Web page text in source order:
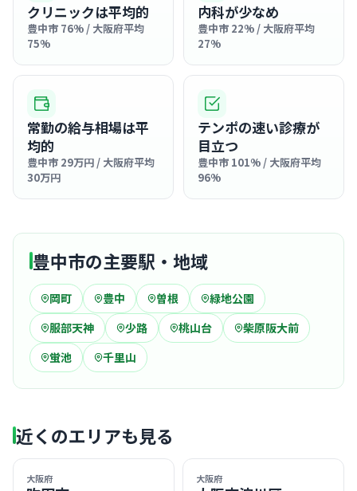
クリニックは平均的
豊中市 76% / 大阪府平均
75%
内科が少なめ
豊中市 22% / 大阪府平均
27%
常勤の給与相場は平
均的
豊中市 29万円 / 大阪府平均
30万円
テンポの速い診療が
目立つ
豊中市 101% / 大阪府平均
96%
豊中市の主要駅・地域
岡町 豊中 曽根
緑地公園
服部天神
少路 桃山台
柴原阪大前
蛍池
千里山
近くのエリアも見る
大阪府 大阪府